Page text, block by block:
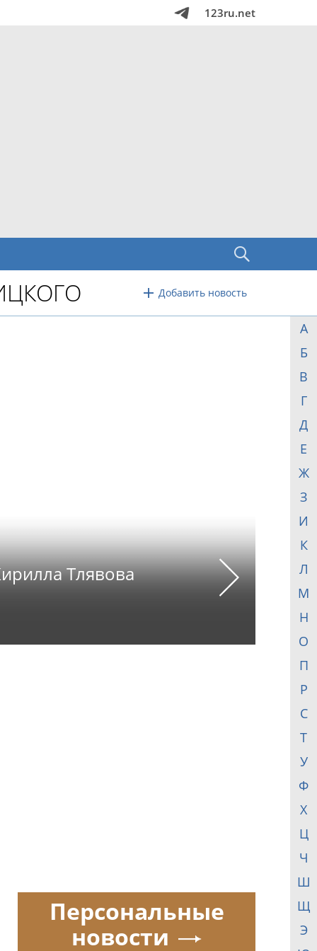
123ru.net
Добавить новость
А
Б
В
Г
Д
Е
Ж
З
И
К
Л
М
Н
О
П
Р
С
Т
У
Ф
Х
Ц
Ч
Ш
Щ
Э
Тлявова Next
Персональные
новости